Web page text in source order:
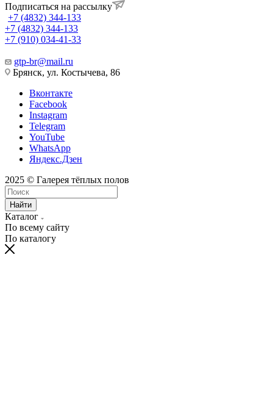
Подписаться на рассылку
+7 (4832) 344-133
+7 (4832) 344-133
+7 (910) 034-41-33
gtp-br@mail.ru
Брянск, ул. Костычева, 86
Вконтакте
Facebook
Instagram
Telegram
YouTube
WhatsApp
Яндекс.Дзен
2025 © Галерея тёплых полов
Найти
Каталог
По всему сайту
По каталогу